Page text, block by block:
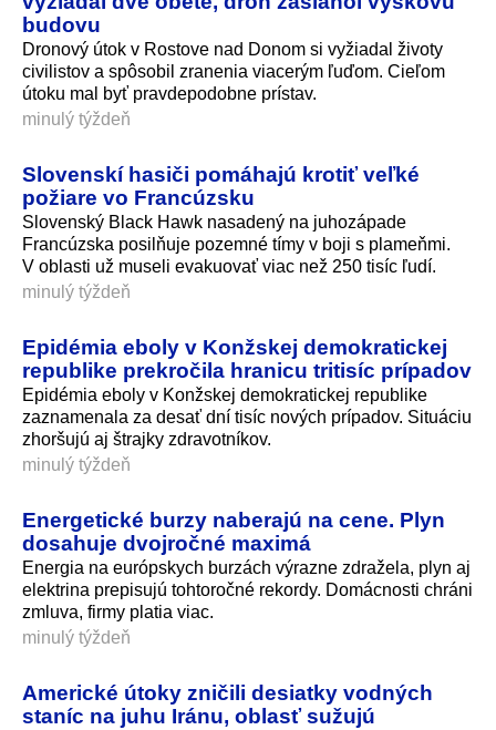
budovu
Dronový útok v Rostove nad Donom si vyžiadal životy
civilistov a spôsobil zranenia viacerým ľuďom. Cieľom
útoku mal byť pravdepodobne prístav.
minulý týždeň
Slovenskí hasiči pomáhajú krotiť veľké
požiare vo Francúzsku
Slovenský Black Hawk nasadený na juhozápade
Francúzska posilňuje pozemné tímy v boji s plameňmi.
V oblasti už museli evakuovať viac než 250 tisíc ľudí.
minulý týždeň
Epidémia eboly v Konžskej demokratickej
republike prekročila hranicu tritisíc prípadov
Epidémia eboly v Konžskej demokratickej republike
zaznamenala za desať dní tisíc nových prípadov. Situáciu
zhoršujú aj štrajky zdravotníkov.
minulý týždeň
Energetické burzy naberajú na cene. Plyn
dosahuje dvojročné maximá
Energia na európskych burzách výrazne zdražela, plyn aj
elektrina prepisujú tohtoročné rekordy. Domácnosti chráni
zmluva, firmy platia viac.
minulý týždeň
Americké útoky zničili desiatky vodných
staníc na juhu Iránu, oblasť sužujú